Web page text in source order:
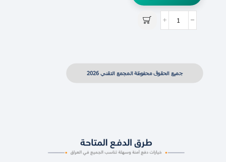
جميع الحقوق محفوظة المجمع التقني 2026